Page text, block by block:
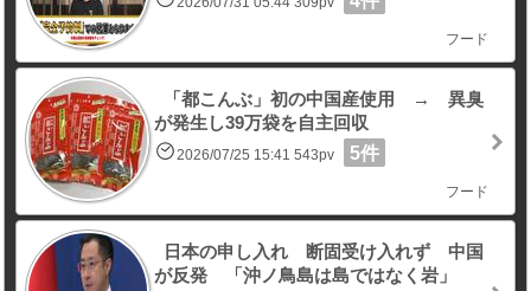
フード
「都こんぶ」初の中国産使用 → 異臭
が発生し39万袋を自主回収
2026/07/25 15:41 543pv 5件
フード
日本の申し入れ 断固受け入れず 中国
が反発 「沖ノ鳥島は島ではなく岩」